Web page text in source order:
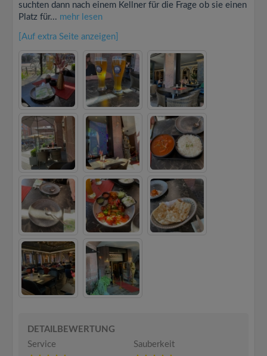
suchten dann nach einem Kellner für die Frage ob sie einen
Platz für... mehr lesen
[Auf extra Seite anzeigen]
DETAILBEWERTUNG
Service
Sauberkeit